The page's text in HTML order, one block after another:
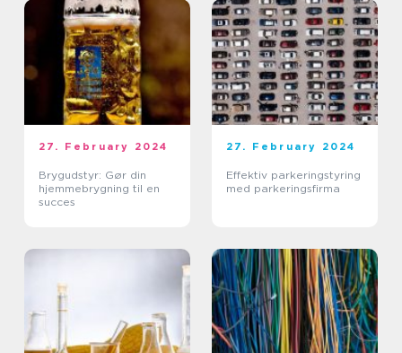
27. February 2024
Brygudstyr: Gør din
hjemmebrygning til en
succes
27. February 2024
Effektiv parkeringstyring
med parkeringsfirma